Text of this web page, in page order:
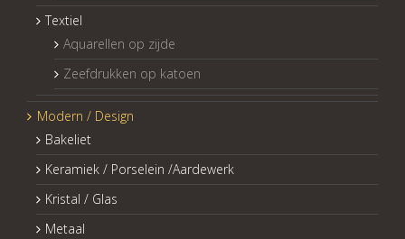
Textiel
Aquarellen op zijde
Zeefdrukken op katoen
Modern / Design
Bakeliet
Keramiek / Porselein /Aardewerk
Kristal / Glas
Metaal